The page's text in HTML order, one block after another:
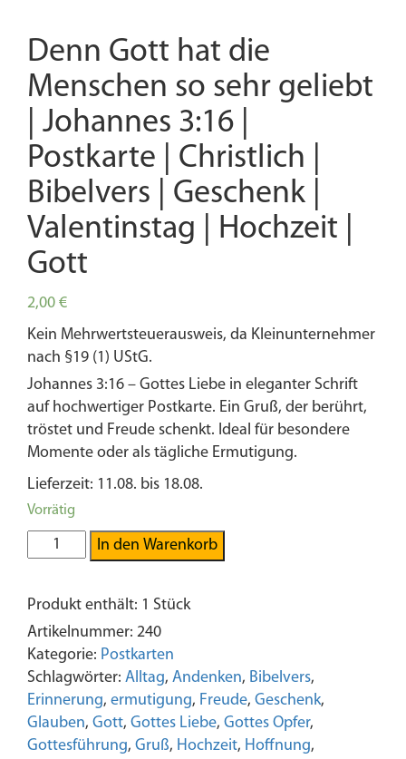
Denn Gott hat die
Menschen so sehr geliebt
| Johannes 3:16 |
Postkarte | Christlich |
Bibelvers | Geschenk |
Valentinstag | Hochzeit |
Gott
2,00 €
Kein Mehrwertsteuerausweis, da Kleinunternehmer
nach §19 (1) UStG.
Johannes 3:16 – Gottes Liebe in eleganter Schrift
auf hochwertiger Postkarte. Ein Gruß, der berührt,
tröstet und Freude schenkt. Ideal für besondere
Momente oder als tägliche Ermutigung.
Lieferzeit: 11.08. bis 18.08.
Vorrätig
Denn
Gott
die
Menschen
so
sehr
geliebt
|
Johannes
In den Warenkorb
Produkt enthält: 1 Stück
Artikelnummer: 240
Kategorie: Postkarten
Schlagwörter: Alltag, Andenken, Bibelvers,
Erinnerung, ermutigung, Freude, Geschenk,
Glauben, Gott, Gottes Liebe, Gottes Opfer,
Gottesführung, Gruß, Hochzeit, Hoffnung,